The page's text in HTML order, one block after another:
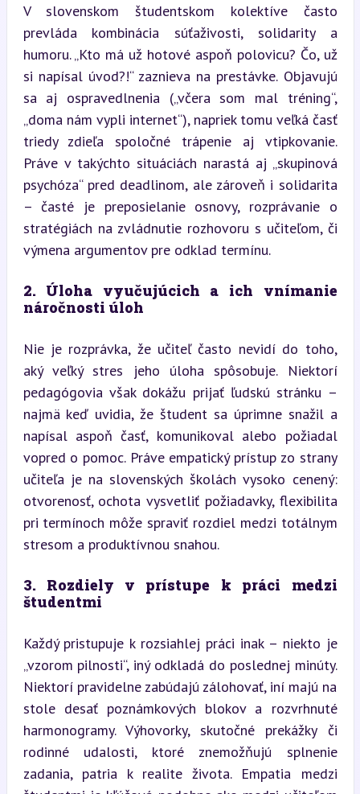
V slovenskom študentskom kolektíve často
prevláda kombinácia súťaživosti, solidarity a
humoru. „Kto má už hotové aspoň polovicu? Čo, už
si napísal úvod?!“ zaznieva na prestávke. Objavujú
sa aj ospravedlnenia („včera som mal tréning“,
„doma nám vypli internet“), napriek tomu veľká časť
triedy zdieľa spoločné trápenie aj vtipkovanie.
Práve v takýchto situáciách narastá aj „skupinová
psychóza“ pred deadlinom, ale zároveň i solidarita
– časté je preposielanie osnovy, rozprávanie o
stratégiách na zvládnutie rozhovoru s učiteľom, či
výmena argumentov pre odklad termínu.
2. Úloha vyučujúcich a ich vnímanie
náročnosti úloh
Nie je rozprávka, že učiteľ často nevidí do toho,
aký veľký stres jeho úloha spôsobuje. Niektorí
pedagógovia však dokážu prijať ľudskú stránku –
najmä keď uvidia, že študent sa úprimne snažil a
napísal aspoň časť, komunikoval alebo požiadal
vopred o pomoc. Práve empatický prístup zo strany
učiteľa je na slovenských školách vysoko cenený:
otvorenosť, ochota vysvetliť požiadavky, flexibilita
pri termínoch môže spraviť rozdiel medzi totálnym
stresom a produktívnou snahou.
3. Rozdiely v prístupe k práci medzi
študentmi
Každý pristupuje k rozsiahlej práci inak – niekto je
„vzorom pilnosti“, iný odkladá do poslednej minúty.
Niektorí pravidelne zabúdajú zálohovať, iní majú na
stole desať poznámkových blokov a rozvrhnuté
harmonogramy. Výhovorky, skutočné prekážky či
rodinné udalosti, ktoré znemožňujú splnenie
zadania, patria k realite života. Empatia medzi